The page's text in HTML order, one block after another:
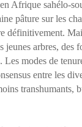
Afrique sahélo-
pâture sur les
définitivement.
arbres, des
Les modes de
entre les
transhumants,